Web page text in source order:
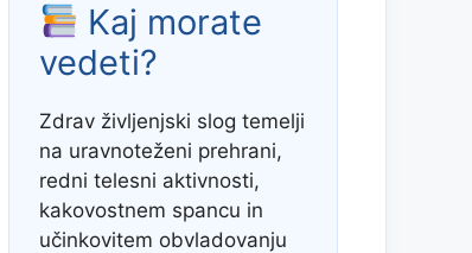
Kaj morate
vedeti?
Zdrav življenjski slog temelji
na uravnoteženi prehrani,
redni telesni aktivnosti,
kakovostnem spancu in
učinkovitem obvladovanju